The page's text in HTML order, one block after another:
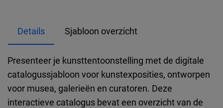
Details Sjabloon overzicht
Presenteer je kunsttentoonstelling met de digitale
catalogussjabloon voor kunstexposities, ontworpen
voor musea, galerieën en curatoren. Deze
interactieve catalogus bevat een overzicht van de